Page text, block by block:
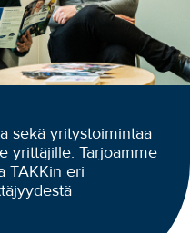
sekä yritystoimintaa
yrittäjille. Tarjoamme
TAKKin eri